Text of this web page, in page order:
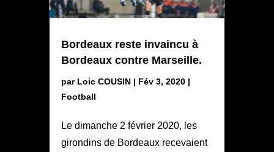
Bordeaux reste invaincu à
Bordeaux contre Marseille.
par Loic COUSIN| Fév 3, 2020|
Football
Le dimanche 2 février 2020, les
girondins de Bordeaux recevaient